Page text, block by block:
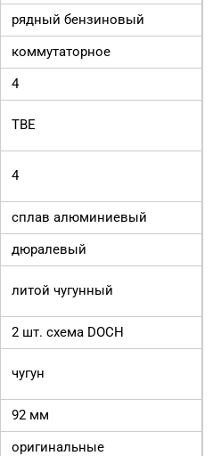
рядный бензиновый
коммутаторное
4
ТВЕ
4
сплав алюминиевый
дюралевый
литой чугунный
2 шт. схема DOCH
чугун
92 мм
оригинальные